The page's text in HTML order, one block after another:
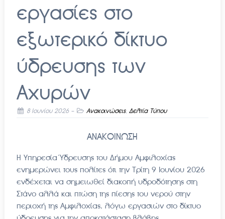
εργασίες στο
εξωτερικό δίκτυο
ύδρευσης των
Αχυρών
8 Ιουνίου 2026- Ανακοινώσεις, Δελτία Τύπου
ΑΝΑΚΟΙΝΩΣΗ
Η Υπηρεσία Ύδρευσης του Δήμου Αμφιλοχίας
ενημερώνει τους πολίτες ότι την Τρίτη 9 Ιουνίου 2026
ενδέχεται να σημειωθεί διακοπή υδροδότησης στη
Στάνο αλλά και πτώση της πίεσης του νερού στην
περιοχή της Αμφιλοχίας, λόγω εργασιών στο δίκτυο